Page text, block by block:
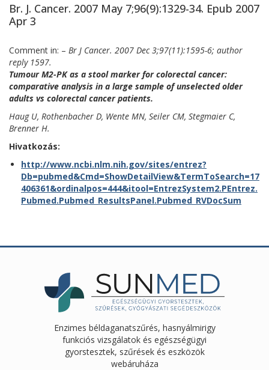
Br. J. Cancer. 2007 May 7;96(9):1329-34. Epub 2007
Apr 3
Comment in: – Br J Cancer. 2007 Dec 3;97(11):1595-6; author
reply 1597.
Tumour M2-PK as a stool marker for colorectal cancer:
comparative analysis in a large sample of unselected older
adults vs colorectal cancer patients.
Haug U, Rothenbacher D, Wente MN, Seiler CM, Stegmaier C,
Brenner H.
Hivatkozás:
http://www.ncbi.nlm.nih.gov/sites/entrez?
Db=pubmed&Cmd=ShowDetailView&TermToSearch=17
406361&ordinalpos=444&itool=EntrezSystem2.PEntrez.
Pubmed.Pubmed_ResultsPanel.Pubmed_RVDocSum
Enzimes béldaganatszűrés, hasnyálmirigy
funkciós vizsgálatok és egészségügyi
gyorstesztek, szűrések és eszközök
webáruháza